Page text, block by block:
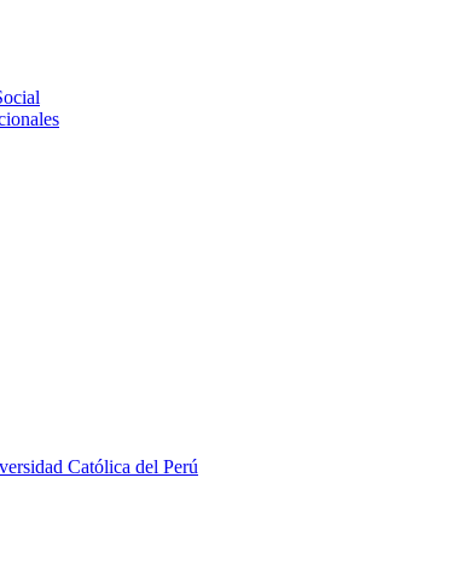
Católica del Perú